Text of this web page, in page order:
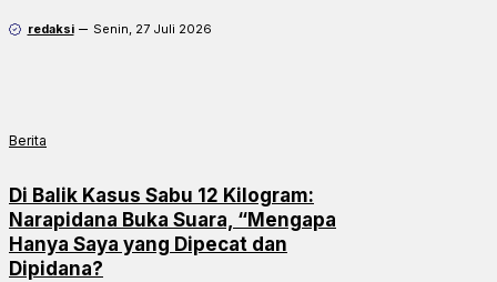
redaksi Senin, 27 Juli 2026
Berita
Di Balik Kasus Sabu 12 Kilogram:
Narapidana Buka Suara, “Mengapa
Hanya Saya yang Dipecat dan
Dipidana?